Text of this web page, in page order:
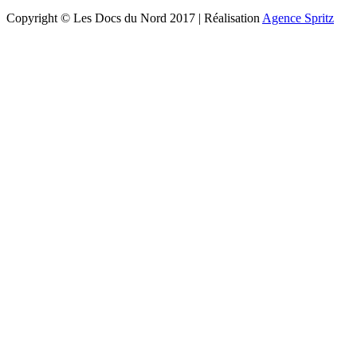
Copyright © Les Docs du Nord 2017 | RéalisationAgence Spritz